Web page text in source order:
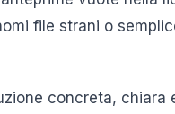
file strani o
concreta, chiara